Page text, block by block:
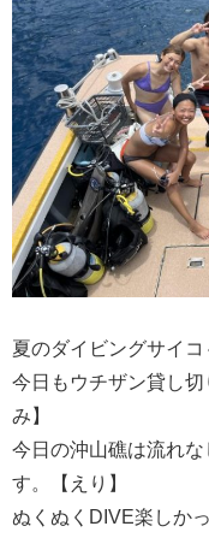
夏のダイビングサイコ
今日もウチザン貸し切
み】
今日の沖山礁は流れ
す。【えり】
ぬくぬくDIVE楽しか